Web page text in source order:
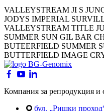
VALLEYSTREAM JI S
JODYS IMPERIAL
VALLEYSTREAM TITLE
SUMMER SUN GIL BAR
BUTEERFIELD SUMMER
BUTTERFIELD IMAGE
Компания за репродукция и
бул. „Ришки